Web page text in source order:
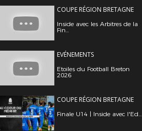
COUPE RÉGION BRETAGNE
Inside avec les Arbitres de la
Fin...
EVÉNEMENTS
Etoiles du Football Breton
2026
COUPE RÉGION BRETAGNE
Finale U14 | Inside avec l'Ed...